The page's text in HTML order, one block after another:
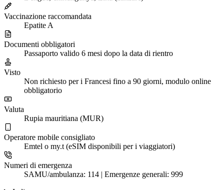
Vaccinazione raccomandata
Epatite A
Documenti obbligatori
Passaporto valido 6 mesi dopo la data di rientro
Visto
Non richiesto per i Francesi fino a 90 giorni, modulo online
obbligatorio
Valuta
Rupia mauritiana (MUR)
Operatore mobile consigliato
Emtel o my.t (eSIM disponibili per i viaggiatori)
Numeri di emergenza
SAMU/ambulanza: 114 | Emergenze generali: 999